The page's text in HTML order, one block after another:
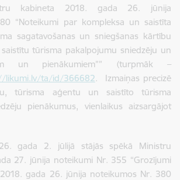
kabineta 2018. gada 26. jūnija
“Noteikumi par kompleksa un saistīta
sagatavošanas un sniegšanas kārtību
tūrisma pakalpojumu sniedzēju un
un pienākumiem””
(turpmāk –
likumi.lv/ta/id/366682. Izmaiņas precizē
tūrisma aģentu un saistīto tūrisma
pienākumus, vienlaikus aizsargājot
gada 2. jūlijā stājās spēkā Ministru
27. jūnija noteikumi Nr. 355 “Grozījumi
gada 26. jūnija noteikumos Nr. 380